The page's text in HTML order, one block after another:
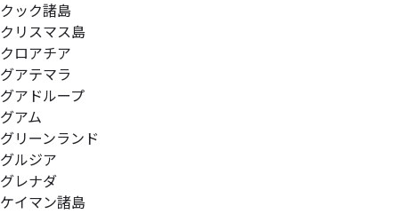
クック諸島
クリスマス島
クロアチア
グアテマラ
グアドループ
グアム
グリーンランド
グルジア
グレナダ
ケイマン諸島